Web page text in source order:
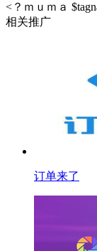
<？ｍｕｍａ
相关推广
订单来了